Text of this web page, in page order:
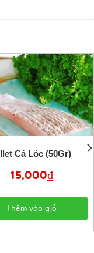
Cá Lóc (50Gr)
15,000₫
Thêm vào giỏ